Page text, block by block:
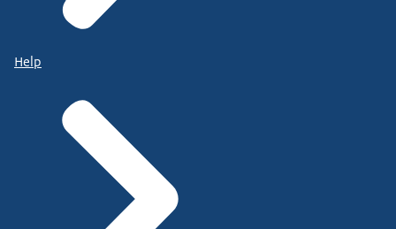
Help